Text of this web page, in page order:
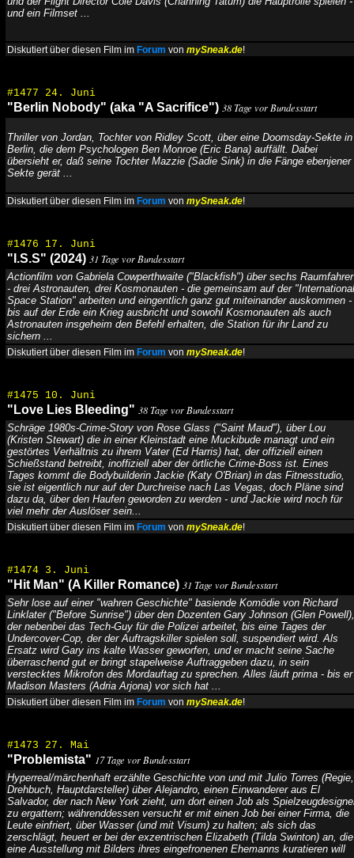
und ein Filmset ...
Diskutiert über diesen Film im Forum von mySneak.de!
#1477 24. Juni
"Berlin Nobody" (aka "A Sacrifice") 38 Tage vor Bundesstart
Thriller von Jordan, Tochter von Ridley Scott, über eine Doomsday-Sekte in
Berlin, die dem Psychologen Ben Monroe (Eric Bana) auffällt. Dabei
übersieht er, daß seine Tochter Mazzie (Sadie Sink) in die Fänge ebenjener
Sekte gerät ...
Diskutiert über diesen Film im Forum von mySneak.de!
#1476 17. Juni
"I.S.S" (2024) 31 Tage vor Bundesstart
Actionfilm von Gabriela Cowperthwaite ("Blackfish") über sechs Raumfahrer
- drei Astronauten, drei Kosmonauten - die gemeinsam auf der "International
Space Station" arbeiten und eingentlich ganz gut miteinander auskommen -
bis auf der Erde ein Krieg ausbricht und sowohl Kosmonauten als auch
Astronauten insgeheim den Befehl erhalten, die Station für ihr Land zu
sichern ...
Diskutiert über diesen Film im Forum von mySneak.de!
#1475 10. Juni
"Love Lies Bleeding" 38 Tage vor Bundesstart
Schräge 1980s-Crime-Story von Rose Glass ("Saint Maud"), über Lou
(Kristen Stewart) die in einer Kleinstadt eine Muckibude managt und ein
gestörtes Verhältnis zu ihrem Vater (Ed Harris) hat, der offiziell einen
Schießstand betreibt, inoffiziell aber der örtliche Crime-Boss ist. Eines
Tages kommt die Bodybuilderin Jackie (Katy O'Brian) in das Fitnesstudio,
sie ist eigentlich nur auf der Durchreise nach Las Vegas, doch Pläne sind
dazu da, über den Haufen geworden zu werden - und Jackie wird noch für
viel mehr der Auslöser sein...
Diskutiert über diesen Film im Forum von mySneak.de!
#1474 3. Juni
"Hit Man" (A Killer Romance) 31 Tage vor Bundesstart
Sehr lose auf einer "wahren Geschichte" basiende Komödie von Richard
Linklater ("Before Sunrise") über den Dozenten Gary Johnson (Glen Powell),
der nebenbei das Tech-Guy für die Polizei arbeitet, bis eine Tages der
Undercover-Cop, der der Auftragskiller spielen soll, suspendiert wird. Als
Ersatz wird Gary ins kalte Wasser geworfen, und er macht seine Sache
überraschend gut er bringt stapelweise Auftraggeben dazu, in sein
verstecktes Mikrofon des Mordauftag zu sprechen. Alles läuft prima - bis er
Madison Masters (Adria Arjona) vor sich hat ...
Diskutiert über diesen Film im Forum von mySneak.de!
#1473 27. Mai
"Problemista" 17 Tage vor Bundesstart
Hyperreal/märchenhaft erzählte Geschichte von und mit Julio Torres (Regie,
Drehbuch, Hauptdarsteller) über Alejandro, einen Einwanderer aus El
Salvador, der nach New York zieht, um dort einen Job als
zu ergattern; währenddessen versucht er mit einen Job bei einer Firma, die
Leute einfriert, über Wasser (und mit Visum) zu halten; als sich das
zerschlägt, heuert er bei der exzentrischen Elizabeth (Tilda Swinton) an, die
eine Ausstellung mit Bilders ihres eingefronenen Ehemanns kuratieren will